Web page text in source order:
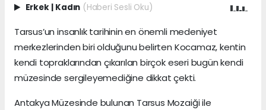
Erkek | Kadın (Haberi Sesli Oku)
Tarsus’un insanlık tarihinin en önemli medeniyet
merkezlerinden biri olduğunu belirten Kocamaz, kentin
kendi topraklarından çıkarılan birçok eseri bugün kendi
müzesinde sergileyemediğine dikkat çekti.
Antakya Müzesinde bulunan Tarsus Mozaiği ile